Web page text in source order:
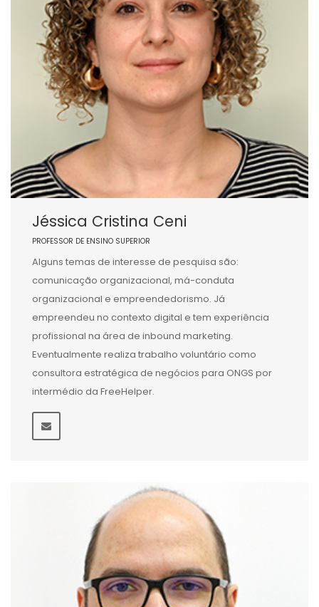
Jéssica Cristina Ceni
PROFESSOR DE ENSINO SUPERIOR
Alguns temas de interesse de pesquisa são:
comunicação organizacional, má-conduta
organizacional e empreendedorismo. Já
empreendeu no contexto digital e tem experiência
profissional na área de inbound marketing.
Eventualmente realiza trabalho voluntário como
consultora estratégica de negócios para ONGS por
intermédio da FreeHelper.